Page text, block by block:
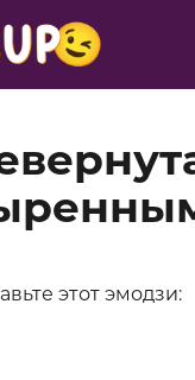
этот эмодзи: